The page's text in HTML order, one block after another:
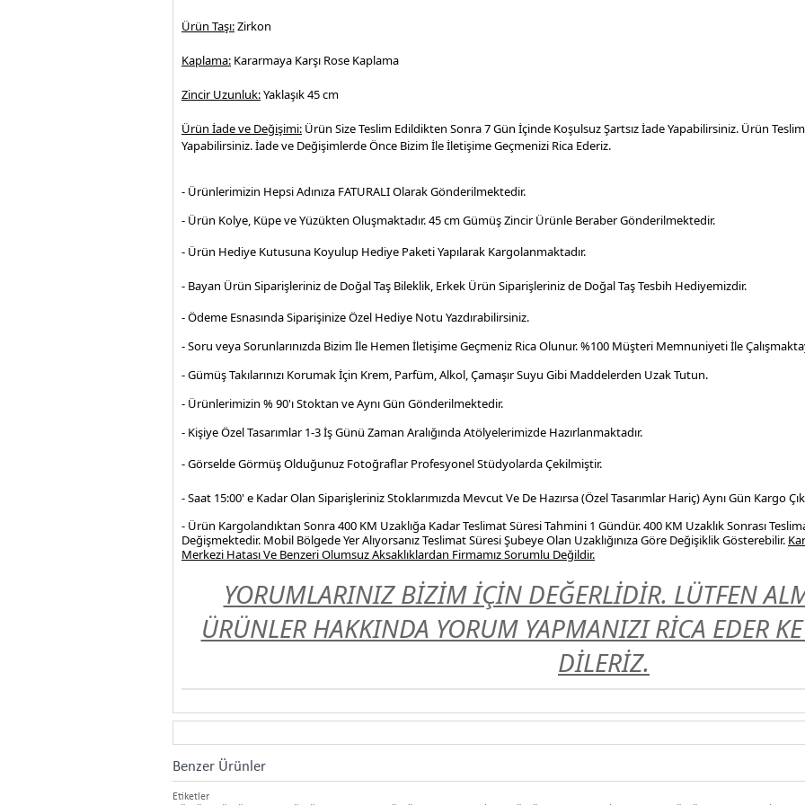
Ürün Taşı:Zirkon
Kaplama: Kararmaya Karşı Rose Kaplama
Zincir Uzunluk:Yaklaşık 45 cm
Ürün İade ve Değişimi: Ürün Size Teslim Edildikten Sonra 7 Gün İçinde Koşulsuz Şartsız İade Yapabilirsiniz. Ürün
Yapabilirsiniz. İade ve Değişimlerde Önce Bizim İle İletişime Geçmenizi Rica Ederiz.
- Ürünlerimizin Hepsi Adınıza FATURALI Olarak Gönderilmektedir.
- Ürün Kolye, Küpe ve Yüzükten Oluşmaktadır. 45 cm Gümüş Zincir Ürünle Beraber Gönderilmektedir.
- Ürün Hediye Kutusuna Koyulup Hediye Paketi Yapılarak Kargolanmaktadır.
- Bayan Ürün Siparişleriniz de Doğal Taş Bileklik, Erkek Ürün Siparişleriniz de Doğal Taş Tesbih Hediyemizdir.
- Ödeme Esnasında Siparişinize Özel Hediye Notu Yazdırabilirsiniz.
- Soru veya Sorunlarınızda Bizim İle Hemen İletişime Geçmeniz Rica Olunur. %100 Müşteri Memnuniyeti İle
- Gümüş Takılarınızı Korumak İçin Krem, Parfüm, Alkol, Çamaşır Suyu Gibi Maddelerden Uzak Tutun.
- Ürünlerimizin % 90'ı Stoktan ve Aynı Gün Gönderilmektedir.
- Kişiye Özel Tasarımlar 1-3 İş Günü Zaman Aralığında Atölyelerimizde Hazırlanmaktadır.
- Görselde Görmüş Olduğunuz Fotoğraflar ProfesyonelStüdyolarda Çekilmiştir.
- Saat 15:00' e Kadar Olan Siparişleriniz Stoklarımızda Mevcut Ve De Hazırsa (Özel Tasarımlar Hariç) Aynı Gün Kargo
- Ürün Kargolandıktan Sonra 400 KM Uzaklığa Kadar Teslimat Süresi Tahmini 1 Gündür. 400 KM Uzaklık Sonrası
Değişmektedir. Mobil Bölgede Yer Alıyorsanız Teslimat Süresi Şubeye Olan Uzaklığınıza Göre Değişiklik Gösterebilir.
Merkezi Hatası Ve Benzeri Olumsuz Aksaklıklardan Firmamız Sorumlu Değildir.
YORUMLARINIZ BİZİM İÇİN DEĞERLİDİR. LÜTFEN
ÜRÜNLER HAKKINDA YORUM YAPMANIZI RİCA EDER
DİLERİZ.
Benzer Ürünler
Etiketler